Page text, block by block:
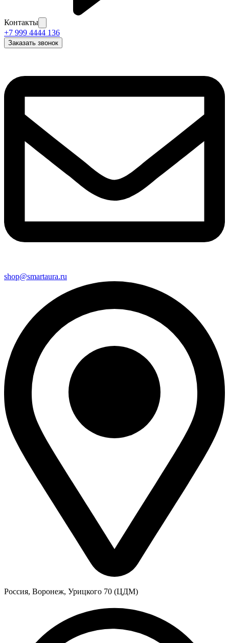
Контакты
+7 999 4444 136
Заказать звонок
shop@smartaura.ru
Россия, Воронеж, Урицкого 70 (ЦДМ)